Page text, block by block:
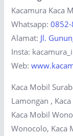
Kacamura Kaca
Whatsapp:
Alamat: Jl.
Insta:
Web:
Kaca Mobil
Lamongan ,
Kaca Mobil
Wonocolo, Kaca